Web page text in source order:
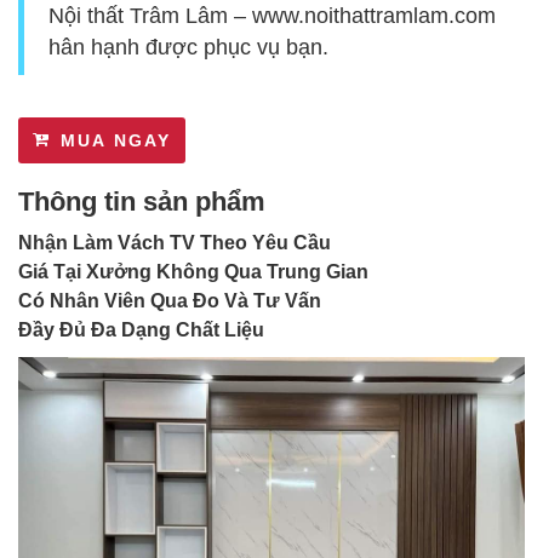
Nội thất Trâm Lâm – www.noithattramlam.com
hân hạnh được phục vụ bạn.
MUA NGAY
Thông tin sản phẩm
Nhận Làm Vách TV Theo Yêu Cầu
Giá Tại Xưởng Không Qua Trung Gian
Có Nhân Viên Qua Đo Và Tư Vấn
Đầy Đủ Đa Dạng Chất Liệu